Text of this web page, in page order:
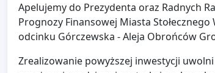
Apelujemy do Prezydenta oraz Radnych
Prognozy Finansowej Miasta
odcinku Górczewska - Aleja Obrońców
Zrealizowanie powyższej inwestycji